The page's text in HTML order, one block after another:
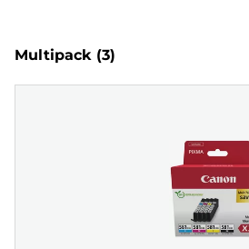
Multipack (3)